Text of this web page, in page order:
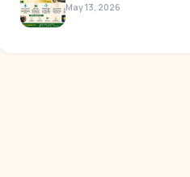
May 13, 2026